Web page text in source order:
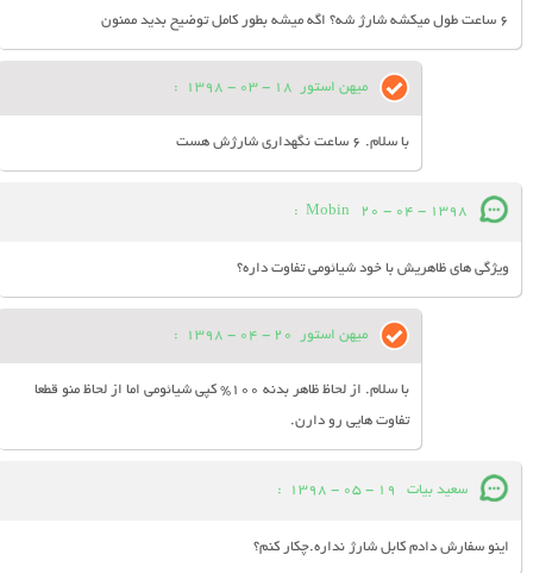
6 ساعت طول میکشه شارژ شه؟ اگه میشه بطور کامل توضیح بدید ممنون
میهن استور 18 - 03 - 1398
:
با سلام. 6 ساعت نگهداری شارژش هست
Mobin 20 - 04 - 1398
:
ویژگی های ظاهریش با خود شیائومی تفاوت داره؟
میهن استور 20 - 04 - 1398
:
با سلام. از لحاظ ظاهر بدنه 100% کپی شیائومی اما از لحاظ منو قطعا
تفاوت هایی رو دارن.
سعید بیات 19 - 05 - 1398
:
اینو سفارش دادم کابل شارژ نداره.چکار کنم؟